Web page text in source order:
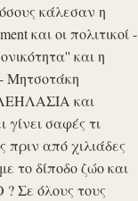
κάλεσαν η
και οι πολιτικοί -
και η
Μητσοτάκη
και
σαφές τι
πριν από χιλιάδες
το δίποδο ζώο και
Σε όλους τους